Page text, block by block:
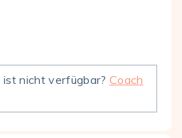
nicht verfügbar? Coach